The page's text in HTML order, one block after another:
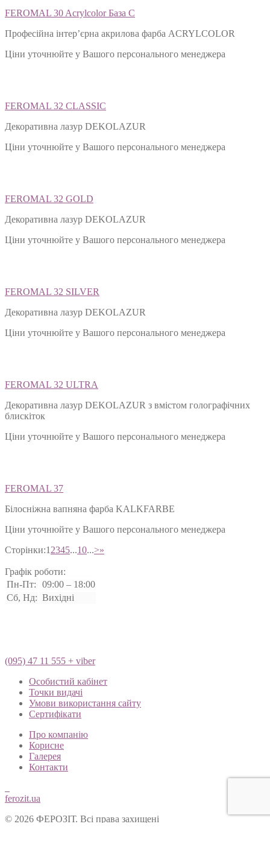
FEROMAL 30 Acrylcolor База С
Професійна інтер’єрна акрилова фарба ACRYLCOLOR
Ціни уточнюйте у Вашого персонального менеджера
FEROMAL 32 CLASSIC
Декоративна лазур DEKOLAZUR
Ціни уточнюйте у Вашого персонального менеджера
FEROMAL 32 GOLD
Декоративна лазур DEKOLAZUR
Ціни уточнюйте у Вашого персонального менеджера
FEROMAL 32 SILVER
Декоративна лазур DEKOLAZUR
Ціни уточнюйте у Вашого персонального менеджера
FEROMAL 32 ULTRA
Декоративна лазур DEKOLAZUR з вмістом голографічних
блискіток
Ціни уточнюйте у Вашого персонального менеджера
FEROMAL 37
Білосніжна вапняна фарба KALKFARBE
Ціни уточнюйте у Вашого персонального менеджера
Сторінки:1 2345...10...>»
Графік роботи:
Пн-Пт:
09:00 – 18:00
Сб, Нд: Вихідні
(095) 47 11 555 + viber
Особистий кабінет
Точки видачі
Умови використання сайту
Сертифікати
Про компанію
Корисне
Галерея
Контакти
ferozit.ua
© 2026 ФЕРОЗІТ. Всі права захищені